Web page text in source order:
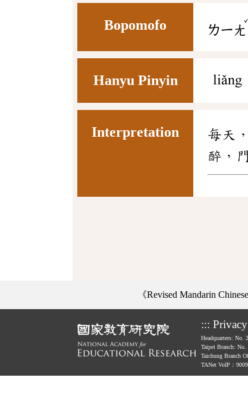
Bopomofo ㄌㄧㄤ
ˇ
Hanyu Pinyin liǎng
Interpretation
每天
醉，
《Revised Mandarin
:::
Headquarters: No.
Taipei Branch:
Taichung Branch
TANet VoIP：